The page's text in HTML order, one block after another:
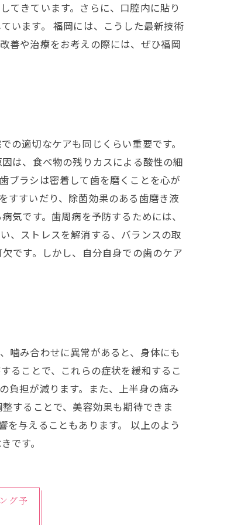
てきています。さらに、口腔内に貼り
います。 福岡には、こうした最新技術
善や治療をお考えの際には、ぜひ福岡
適切なケアも同じくらい重要です。
は、食べ物の残りカスによる酸性の細
ブラシは密着して歯を磨くことを心が
すすいだり、除菌効果のある歯磨き液
気です。歯周病を予防するためには、
、ストレスを解消する、バランスの取
です。しかし、自分自身での歯のケア
噛み合わせに異常があると、身体にも
ることで、これらの症状を緩和するこ
負担が減ります。また、上半身の痛み
することで、美容効果も期待できま
を与えることもあります。 以上のよう
です。
グ予